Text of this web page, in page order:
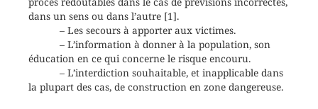
dans un sens ou dans l’autre [1].
– Les secours à apporter aux victimes.
– L’information à donner à la population, son
éducation en ce qui concerne le risque encouru.
– L’interdiction souhaitable, et inapplicable dans
la plupart des cas, de construction en zone dangereuse.